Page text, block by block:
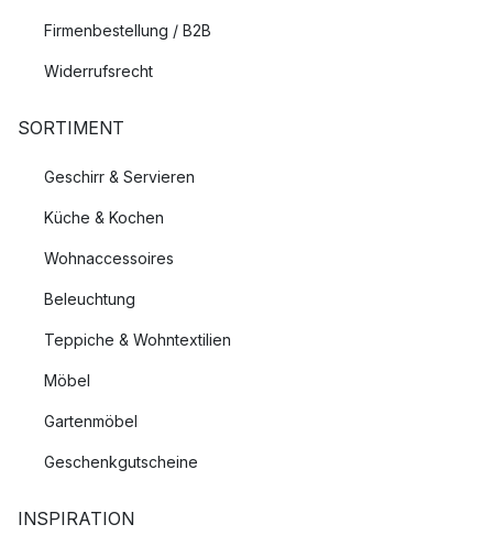
Firmenbestellung / B2B
Widerrufsrecht
SORTIMENT
Geschirr & Servieren
Küche & Kochen
Wohnaccessoires
Beleuchtung
Teppiche & Wohntextilien
Möbel
Gartenmöbel
Geschenkgutscheine
INSPIRATION